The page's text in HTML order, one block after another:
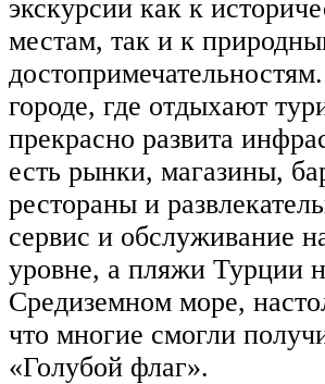
экскурсии как к
местам, так и к
городе, где отдыхают
прекрасно развита
есть рынки, магазины,
рестораны и
сервис и обслуживание
уровне, а пляжи Турции
Средиземном море,
что многие смогли
«Голубой флаг».